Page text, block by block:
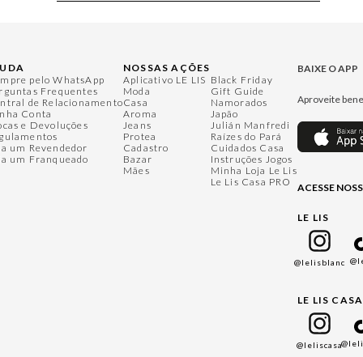
pelo WhatsApp
Frequentes
de Relacionamento
Conta
e Devoluções
um Revendedor
um Franqueado
NOSSAS AÇÕES
Aplicativo LE LIS
Moda
Casa
Aroma
Jeans
Protea
Cadastro
Bazar
Mães
Black Friday
Gift Guide
Namorados
Japão
Julián Manfredi
Raízes do Pará
Cuidados Casa
Instruções Jogos
Minha Loja Le Lis
Le Lis Casa PRO
BAIXE O APP
Aproveite
ACESSE
LE LIS
@lelisblanc
LE LIS CASA
@leliscasa